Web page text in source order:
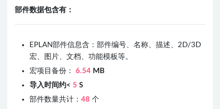
部件数据包含有：
EPLAN部件信息含：部件编号、名称、描述、2D/3D
宏、图片、文档、功能模板等。
宏项目备份： 6.54 MB
导入时间约< 5 S
部件数量共计： 48 个